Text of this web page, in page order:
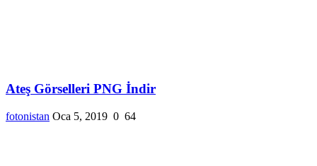
Ateş Görselleri PNG İndir
fotonistan Oca 5, 2019 0 64